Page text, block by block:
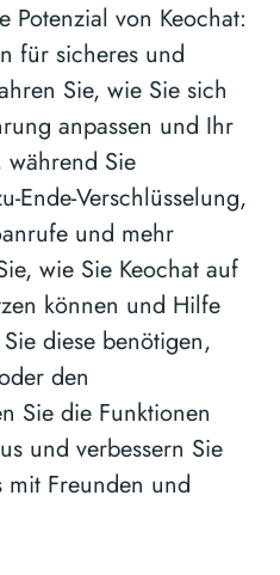
Potenzial von Keochat:
für sicheres und
Sie, wie Sie sich
anpassen und Ihr
während Sie
Ende-Verschlüsselung,
und mehr
wie Sie Keochat auf
können und Hilfe
diese benötigen,
den
Sie die Funktionen
und verbessern Sie
mit Freunden und